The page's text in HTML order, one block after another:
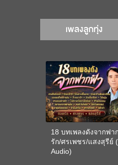
เพลงลูกทุ่ง
18 บทเพลงดังจากฟา
รัก/ศรเพชร/แสงสุรีย์
Audio)